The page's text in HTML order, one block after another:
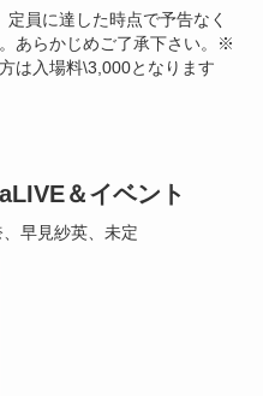
員に達した時点で予告なく
あらかじめご了承下さい。※
は入場料\3,000となります
LIVE＆イベント
早見紗英、未定